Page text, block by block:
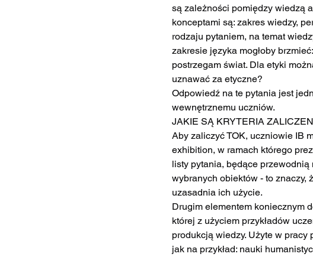
są zależności pomiędzy wiedzą
konceptami są: zakres wiedzy,
rodzaju pytaniem, na temat
zakresie języka mogłoby
postrzegam świat. Dla etyki
uznawać za etyczne?
Odpowiedź na te pytania jest
wewnętrznemu uczniów.
JAKIE SĄ KRYTERIA
Aby zaliczyć TOK, uczniowie IB
exhibition, w ramach którego
listy pytania, będące przewodnią
wybranych obiektów - to
uzasadnia ich użycie.
Drugim elementem koniecznym
której z użyciem przykładów
produkcją wiedzy. Użyte w pracy
jak na przykład: nauki